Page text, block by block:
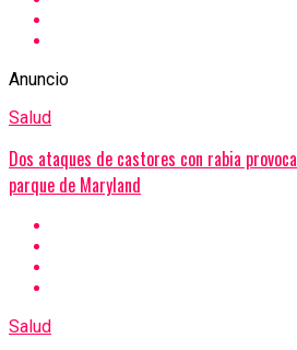
Anuncio
Salud
Dos ataques de castores con rabia
parque de Maryland
Salud